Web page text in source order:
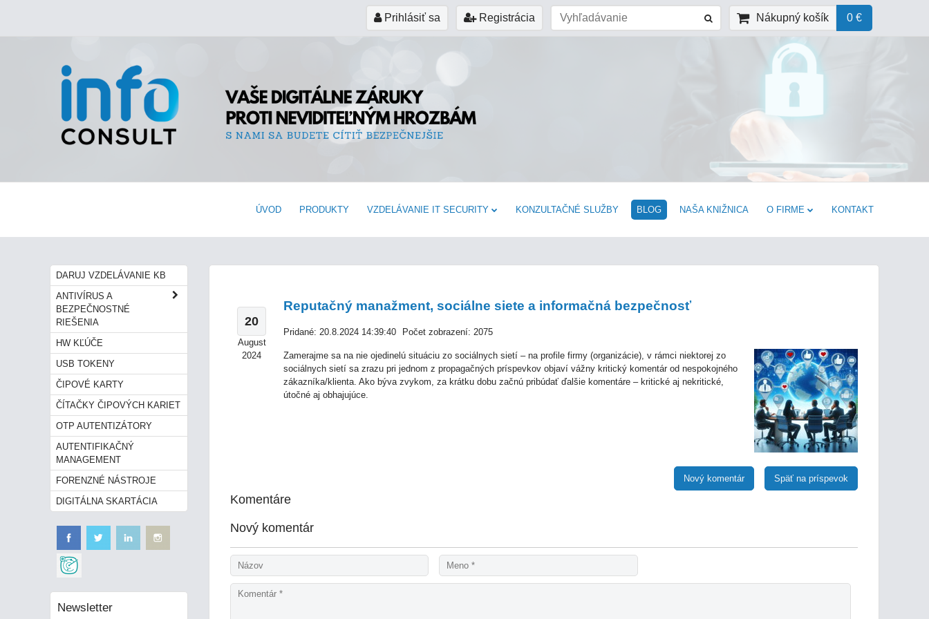
Prihlásiť sa Registrácia Nákupný košík 0 €
ÚVOD PRODUKTY VZDELÁVANIE IT SECURITY KONZULTAČNÉ SLUŽBY BLOG NAŠA KNIŽNICA O FIRME KONTAKT
20
August
2024
Reputačný manažment, sociálne siete a informačná bezpečnosť
Pridané: 20.8.2024 14:39:40 Počet zobrazení: 2075
Zamerajme sa na nie ojedinelú situáciu zo sociálnych sietí – na profile firmy (organizácie), v rámci niektorej zo
sociálnych sietí sa zrazu pri jednom z propagačných príspevkov objaví vážny kritický komentár od nespokojného
zákazníka/klienta. Ako býva zvykom, za krátku dobu začnú pribúdať ďalšie komentáre – kritické aj nekritické,
útočné aj obhajujúce.
Späť na príspevok
Nový komentár
Komentáre
Nový komentár
DARUJ VZDELÁVANIE KB
ANTIVÍRUS A
BEZPEČNOSTNÉ
RIEŠENIA
HW KĽÚČE
USB TOKENY
ČIPOVÉ KARTY
ČÍTAČKY ČIPOVÝCH KARIET
OTP AUTENTIZÁTORY
AUTENTIFIKAČNÝ
MANAGEMENT
FORENZNÉ NÁSTROJE
DIGITÁLNA SKARTÁCIA
Newsletter